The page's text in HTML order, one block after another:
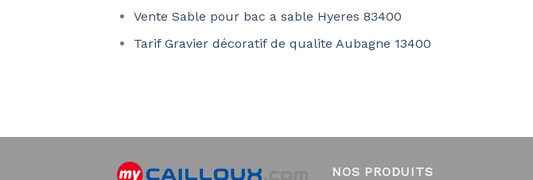
Vente Sable pour bac a sable Hyeres 83400
Tarif Gravier décoratif de qualite Aubagne 13400
NOS PRODUITS